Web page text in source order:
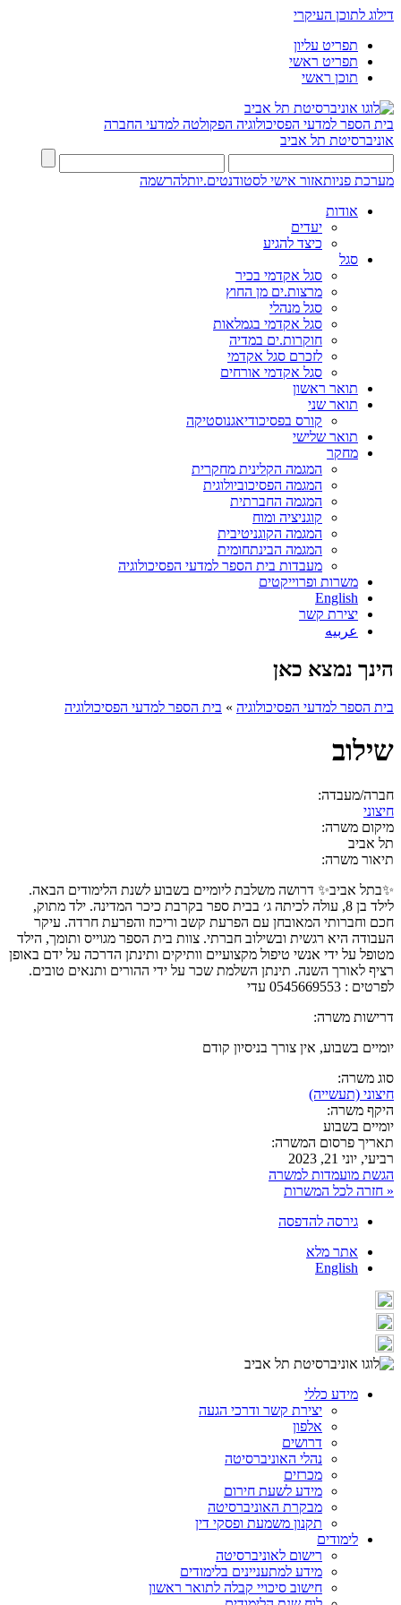
דילוג לתוכן העיקרי
תפריט עליון
תפריט ראשי
תוכן ראשי
בית הספר למדעי הפסיכולוגיה הפקולטה למדעי החברה
אוניברסיטת תל אביב
מערכת פניותאזור אישי לסטודנטים.יותלהרשמה
אודות
יעדים
כיצד להגיע
סגל
סגל אקדמי בכיר
מרצות.ים מן החוץ
סגל מנהלי
סגל אקדמי בגמלאות
חוקרות.ים במדיה
לזכרם סגל אקדמי
סגל אקדמי אורחים
תואר ראשון
תואר שני
קורס בפסיכודיאגנוסטיקה
תואר שלישי
מחקר
המגמה הקלינית מחקרית
המגמה הפסיכוביולוגית
המגמה החברתית
קוגניציה ומוח
המגמה הקוגניטיבית
המגמה הבינתחומית
מעבדות בית הספר למדעי הפסיכולוגיה
משרות ופרוייקטים
English
יצירת קשר
عربيه
הינך נמצא כאן
בית הספר למדעי הפסיכולוגיה » בית הספר למדעי הפסיכולוגיה
שילוב
חברה/מעבדה:
חיצוני
מיקום משרה:
תל אביב
תיאור משרה:
✨בתל אביב✨ דרושה משלבת ליומיים בשבוע לשנת הלימודים הבאה.
לילד בן 8, עולה לכיתה ג׳ בבית ספר בקרבת כיכר המדינה. ילד מתוק,
חכם וחברותי המאובחן עם הפרעת קשב וריכוז והפרעת חרדה. עיקר
העבודה היא רגשית ובשילוב חברתי. צוות בית הספר מגוייס ותומך, הילד
מטופל על ידי אנשי טיפול מקצועיים וותיקים ותינתן הדרכה על ידם באופן
רציף לאורך השנה. תינתן השלמת שכר על ידי ההורים ותנאים טובים.
לפרטים : 0545669553 עדי
דרישות משרה:
יומיים בשבוע, אין צורך בניסיון קודם
סוג משרה:
חיצוני (תעשייה)
היקף משרה:
יומיים בשבוע
תאריך פרסום המשרה:
רביעי, יוני 21, 2023
הגשת מועמדות למשרה
« חזרה לכל המשרות
גירסה להדפסה
אתר מלא
English
מידע כללי
יצירת קשר ודרכי הגעה
אלפון
דרושים
נהלי האוניברסיטה
מכרזים
מידע לשעת חירום
מבקרת האוניברסיטה
תקנון משמעת ופסקי דין
לימודים
רישום לאוניברסיטה
מידע למתעניינים בלימודים
חישוב סיכויי קבלה לתואר ראשון